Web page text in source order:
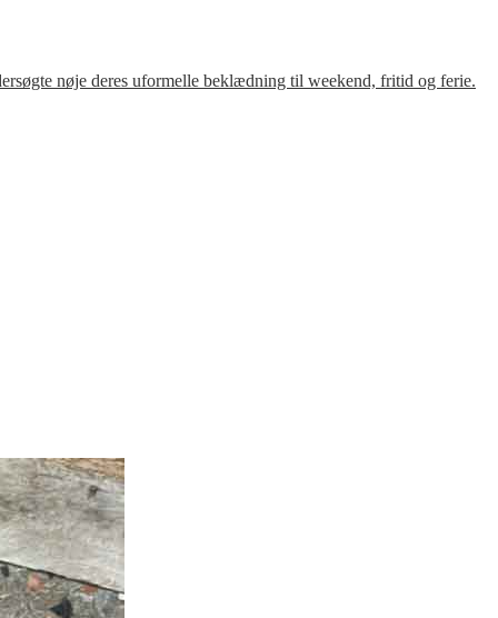
nøje deres uformelle beklædning til weekend, fritid og ferie.